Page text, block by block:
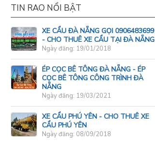
TIN RAO NỔI BẬT
XE CẨU ĐÀ NẴNG GỌI 0906483699
- CHO THUÊ XE CẨU TẠI ĐÀ NẴNG
Ngày đăng: 19/01/2018
ÉP CỌC BÊ TÔNG ĐÀ NẴNG - ÉP
CỌC BÊ TÔNG CÔNG TRÌNH ĐÀ
NẴNG
Ngày đăng: 19/03/2021
XE CẨU PHÚ YÊN - CHO THUÊ XE
CẨU PHÚ YÊN
Ngày đăng: 08/09/2018